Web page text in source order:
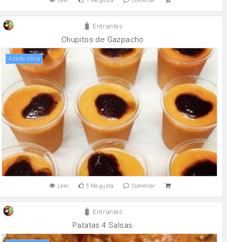
Entrantes
Chupitos de Gazpacho
aceite oliva
Leer 5 Me gusta Comentar
Entrantes
Patatas 4 Salsas